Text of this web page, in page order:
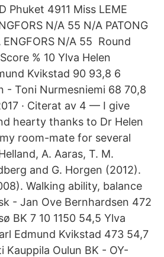
Phuket 4911 Miss LEME
N/A 55 N/A PATONG
ENGFORS N/A 55 Round
% 10 Ylva Helen
Kvikstad 90 93,8 6
- Toni Nurmesniemi 68 70,8
· Citerat av 4 — I give
hearty thanks to Dr Helen
room-mate for several
A. Aaras, T. M.
and G. Horgen (2012).
Walking ability, balance
- Jan Ove Bernhardsen 472
BK 7 10 1150 54,5 Ylva
Edmund Kvikstad 473 54,7
Oulun BK - OY-